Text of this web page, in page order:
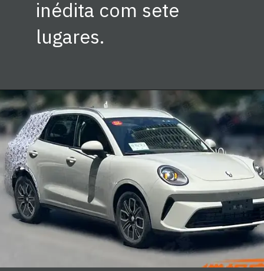
inédita com sete